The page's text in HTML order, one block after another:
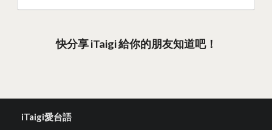
快分享 iTaigi 給你的朋友知道吧！
iTaigi愛台語